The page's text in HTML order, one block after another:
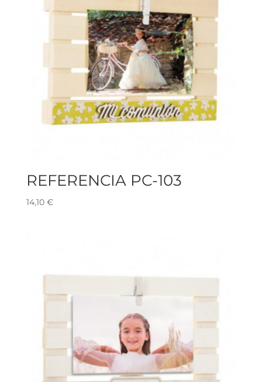
REFERENCIA PC-103
14,10 €